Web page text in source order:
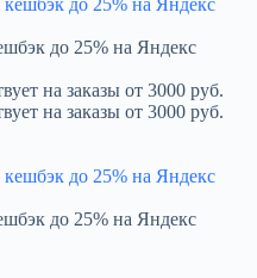
до 25% на Яндекс
на заказы от 3000 руб.
на заказы от 3000 руб.
до 25% на Яндекс